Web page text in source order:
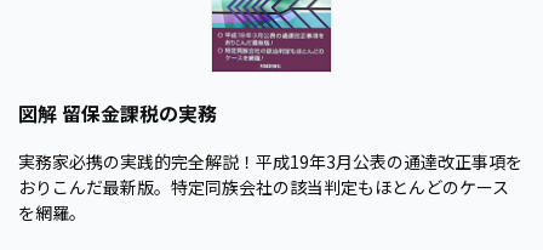
図解 留保金課税の実務
実務家必携の実践的完全解説！平成19年3月公表の通達改正事項を
おりこんだ最新版。特定同族会社の該当判定もほとんどのケース
を網羅。